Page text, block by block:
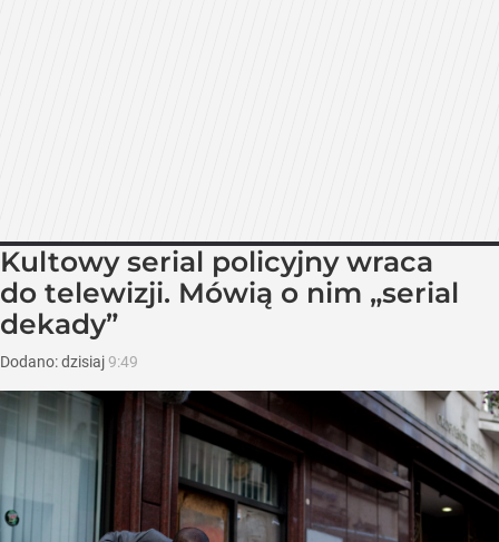
Kultowy serial policyjny wraca
do telewizji. Mówią o nim „serial
dekady”
Dodano:dzisiaj 9:49